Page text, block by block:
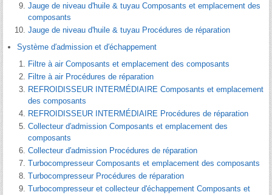
Jauge de niveau d'huile & tuyau Composants et emplacement des
composants
Jauge de niveau d'huile & tuyau Procédures de réparation
Système d′admission et d′échappement
Filtre à air Composants et emplacement des composants
Filtre à air Procédures de réparation
REFROIDISSEUR INTERMÉDIAIRE Composants et emplacement
des composants
REFROIDISSEUR INTERMÉDIAIRE Procédures de réparation
Collecteur d′admission Composants et emplacement des
composants
Collecteur d′admission Procédures de réparation
Turbocompresseur Composants et emplacement des composants
Turbocompresseur Procédures de réparation
Turbocompresseur et collecteur d'échappement Composants et